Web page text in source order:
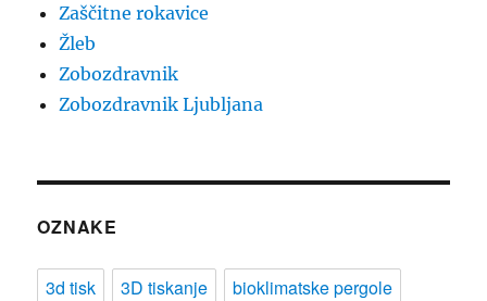
Zaščitne rokavice
Žleb
Zobozdravnik
Zobozdravnik Ljubljana
OZNAKE
3d tisk 3D tiskanje
bioklimatske pergole